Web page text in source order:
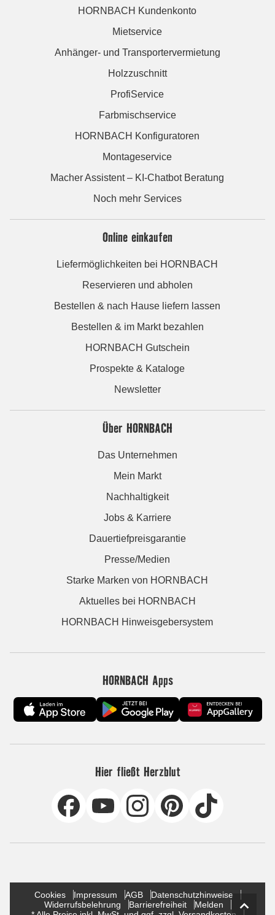
HORNBACH Kundenkonto
Mietservice
Anhänger- und Transportervermietung
Holzzuschnitt
ProfiService
Farbmischservice
HORNBACH Konfiguratoren
Montageservice
Macher Assistent – KI-Chatbot Beratung
Noch mehr Services
Online einkaufen
Liefermöglichkeiten bei HORNBACH
Reservieren und abholen
Bestellen & nach Hause liefern lassen
Bestellen & im Markt bezahlen
HORNBACH Gutschein
Prospekte & Kataloge
Newsletter
Über HORNBACH
Das Unternehmen
Mein Markt
Nachhaltigkeit
Jobs & Karriere
Dauertiefpreisgarantie
Presse/Medien
Starke Marken von HORNBACH
Aktuelles bei HORNBACH
HORNBACH Hinweisgebersystem
HORNBACH Apps
Hier fließt Herzblut
Cookies Impressum AGB
Datenschutzhinweise
Widerrufsbelehrung
Barrierefreiheit
Melden